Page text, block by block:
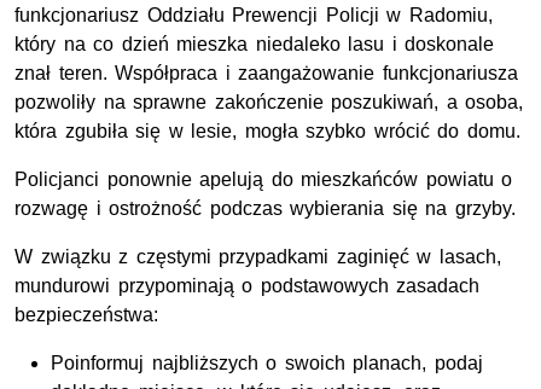
funkcjonariusz Oddziału Prewencji Policji w Radomiu,
który na co dzień mieszka niedaleko lasu i doskonale
znał teren. Współpraca i zaangażowanie funkcjonariusza
pozwoliły na sprawne zakończenie poszukiwań, a osoba,
która zgubiła się w lesie, mogła szybko wrócić do domu.
Policjanci ponownie apelują do mieszkańców powiatu o
rozwagę i ostrożność podczas wybierania się na grzyby.
W związku z częstymi przypadkami zaginięć w lasach,
mundurowi przypominają o podstawowych zasadach
bezpieczeństwa:
Poinformuj najbliższych o swoich planach, podaj